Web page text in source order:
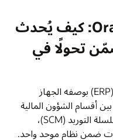
شرح Oracle Fusion ERP: كيف يُحدث
تحولًا في
يعمل نظام تخطيط موارد المؤسسات (ERP) بوصفه الجهاز
أقسام الشؤون المالية
والمحاسبة، والموارد البشرية، وإدارة سلسلة التوريد (SCM)،